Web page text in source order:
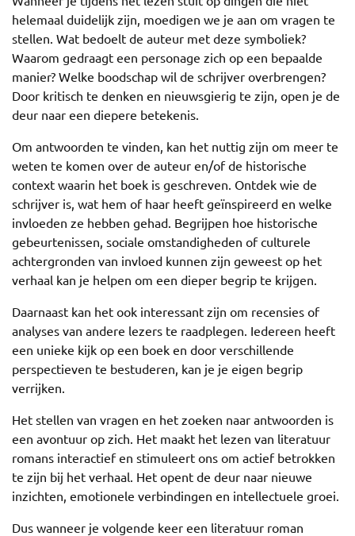
helemaal duidelijk zijn, moedigen we je aan om vragen te
stellen. Wat bedoelt de auteur met deze symboliek?
Waarom gedraagt een personage zich op een bepaalde
manier? Welke boodschap wil de schrijver overbrengen?
Door kritisch te denken en nieuwsgierig te zijn, open je de
deur naar een diepere betekenis.
Om antwoorden te vinden, kan het nuttig zijn om meer te
weten te komen over de auteur en/of de historische
context waarin het boek is geschreven. Ontdek wie de
schrijver is, wat hem of haar heeft geïnspireerd en welke
invloeden ze hebben gehad. Begrijpen hoe historische
gebeurtenissen, sociale omstandigheden of culturele
achtergronden van invloed kunnen zijn geweest op het
verhaal kan je helpen om een dieper begrip te krijgen.
Daarnaast kan het ook interessant zijn om recensies of
analyses van andere lezers te raadplegen. Iedereen heeft
een unieke kijk op een boek en door verschillende
perspectieven te bestuderen, kan je je eigen begrip
verrijken.
Het stellen van vragen en het zoeken naar antwoorden is
een avontuur op zich. Het maakt het lezen van literatuur
romans interactief en stimuleert ons om actief betrokken
te zijn bij het verhaal. Het opent de deur naar nieuwe
inzichten, emotionele verbindingen en intellectuele groei.
Dus wanneer je volgende keer een literatuur roman